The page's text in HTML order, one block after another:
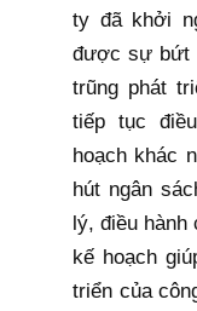
ty đã khởi
được sự bứt
trũng phát
tiếp tục
hoạch khác
hút ngân
lý, điều hành
kế hoạch
triển của